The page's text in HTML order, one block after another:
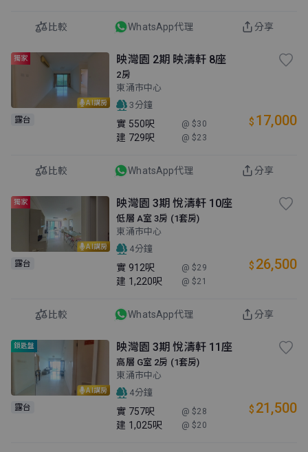
比較 WhatsApp代理 分享
AI講房
獨家
露台
映灣園 2期 映濤軒 8座
2房
東涌市中心
3分鐘
實 550呎 @ $30
建 729呎 @ $23
$ 17,000
比較 WhatsApp代理 分享
AI講房
獨家
露台
映灣園 3期 悅濤軒 10座
低層 A室 3房 (1套房)
東涌市中心
4分鐘
實 912呎 @ $29
建 1,220呎 @ $21
$ 26,500
比較 WhatsApp代理 分享
AI講房
鎖匙盤
露台
映灣園 3期 悅濤軒 11座
高層 G室 2房 (1套房)
東涌市中心
4分鐘
實 757呎 @ $28
建 1,025呎 @ $20
$ 21,500